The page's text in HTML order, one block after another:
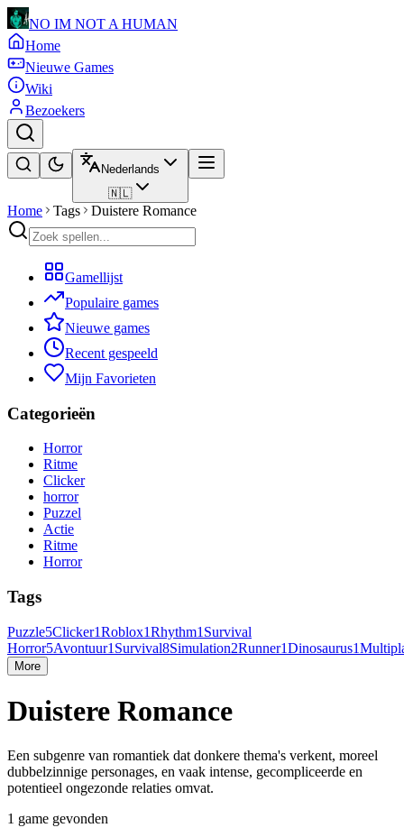
NO IM NOT A HUMAN
Home
Nieuwe Games
Wiki
Bezoekers
Nederlands
🇳🇱
Home Tags Duistere Romance
Gamellijst
Populaire games
Nieuwe games
Recent gespeeld
Mijn Favorieten
Categorieën
Horror
Ritme
Clicker
horror
Puzzel
Actie
Ritme
Horror
Tags
Puzzle5Clicker1Roblox1Rhythm1 Survival
Horror5Avontuur1 Survival8Simulation2Runner1Dinosaurus1
More
Duistere Romance
Een subgenre van romantiek dat donkere thema's verkent, moreel
dubbelzinnige personages, en vaak intense, gecompliceerde en
potentieel ongezonde relaties omvat.
1 game gevonden